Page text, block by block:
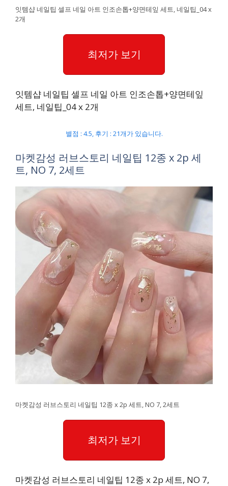
잇템샵 네일팁 셀프 네일 아트 인조손톱+양면테잎 세트, 네일팁_04 x
2개
최저가 보기
잇템샵 네일팁 셀프 네일 아트 인조손톱+양면테잎
세트, 네일팁_04 x 2개
별점 : 4.5, 후기 : 21개가 있습니다.
마켓감성 러브스토리 네일팁 12종 x 2p 세
트, NO 7, 2세트
마켓감성 러브스토리 네일팁 12종 x 2p 세트, NO 7, 2세트
최저가 보기
마켓감성 러브스토리 네일팁 12종 x 2p 세트, NO 7,